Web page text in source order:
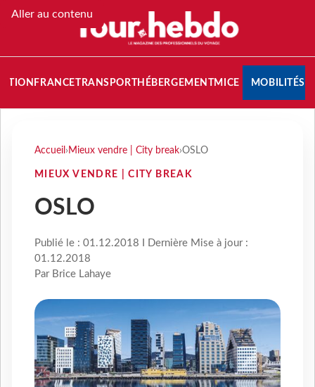
Aller au contenu
FRANCETRANSPORT HÉBERGEMENTMICE MOBILITÉS
Accueil › Mieux vendre | City break›OSLO
MIEUX VENDRE | CITY BREAK
OSLO
Publié le : 01.12.2018 I Dernière Mise à jour :
01.12.2018
Par Brice Lahaye